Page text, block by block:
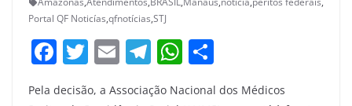
Portal QF Noticías,qfnotícias,STJ
F
a
T E
m
T
el
W
h h
Pela decisão, a Associação Nacional dos Médicos